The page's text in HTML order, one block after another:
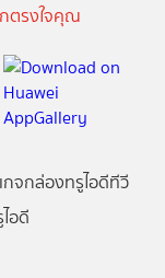
ตรงใจคุณ
กจกล่องทรูไอดีทีวี
อดี